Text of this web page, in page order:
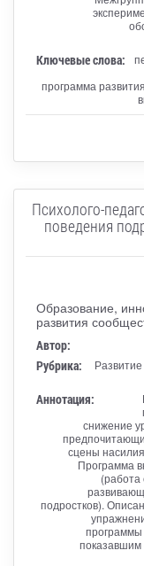
Ключевые слова:
программа
Психолого-
поведения
Образование,
развития
Автор:
Рубрика:
Аннотация:
снижение
сцены
Программа
(работа
подростков).
программы
показавшим